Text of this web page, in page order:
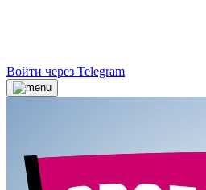
Войти через Telegram